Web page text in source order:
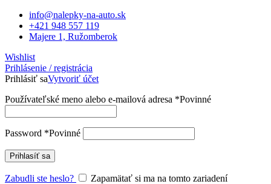
info@nalepky-na-auto.sk
+421 948 557 119
Majere 1, Ružomberok
Wishlist
Prihlásenie / registrácia
Prihlásiť saVytvoriť účet
Používateľské meno alebo e-mailová adresa *Povinné
Password *Povinné
Prihlasíť sa
Zabudli ste heslo? Zapamätať si ma na tomto zariadení